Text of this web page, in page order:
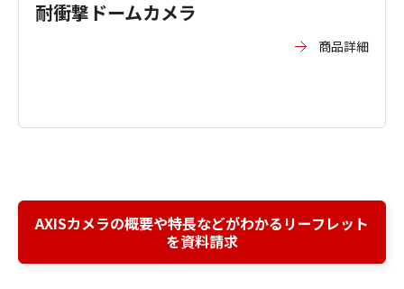
耐衝撃ドームカメラ
商品詳細
AXISカメラの概要や特長などがわかるリーフレット
を資料請求